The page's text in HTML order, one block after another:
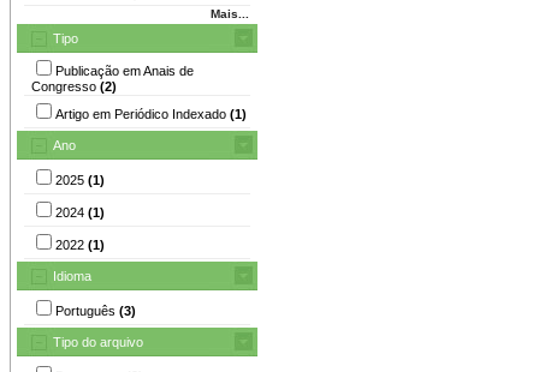
Mais...
Tipo
Publicação em Anais de
Congresso (2)
Artigo em Periódico Indexado (1)
Ano
2025 (1)
2024 (1)
2022 (1)
Idioma
Português (3)
Tipo do arquivo